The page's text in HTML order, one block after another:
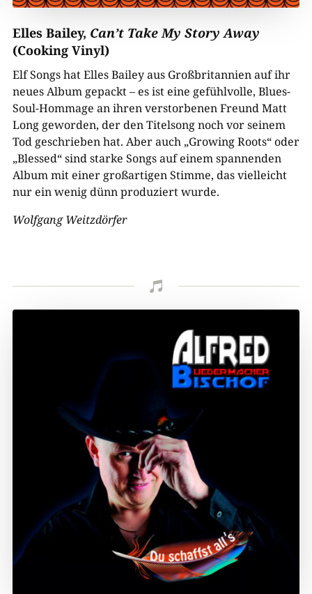
Elles Bailey, Can’t Take My Story Away
(Cooking Vinyl)
Elf Songs hat Elles Bailey aus Großbritannien auf ihr
neues Album gepackt – es ist eine gefühlvolle, Blues-
Soul-Hommage an ihren verstorbenen Freund Matt
Long geworden, der den Titelsong noch vor seinem
Tod geschrieben hat. Aber auch „Growing Roots“ oder
„Blessed“ sind starke Songs auf einem spannenden
Album mit einer großartigen Stimme, das vielleicht
nur ein wenig dünn produziert wurde.
Wolfgang Weitzdörfer
